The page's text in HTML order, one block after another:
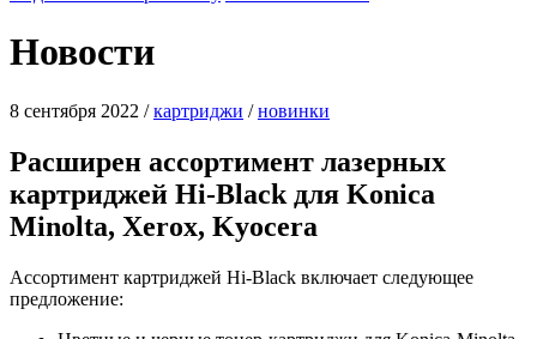
Новости
8 сентября 2022 /картриджи /новинки
Расширен ассортимент лазерных
картриджей Hi-Black для Konica
Minolta, Xerox, Kyocera
Ассортимент картриджей Hi-Black включает следующее
предложение: